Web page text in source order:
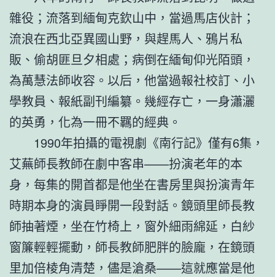
雜役；流落到緬甸克欽山中，當過馬店伙計；
流浪在西北亞異國山野，與趕馬人、鴉片私
販、偷胡匪旦夕相處；病倒在緬甸仰光陌頭，
為萬慧法師收容。以后，他當過報社校訂、小
學教員、報紙副刊編纂。幾經存亡，一身瀟灑
的英勇，化為一冊不羈的經典。
1990年拍攝的電視劇《南行記》僅有6集，
艾蕪師長教師在劇中客串——扮演老年的本
身，每集的開首都是他坐在書房里與扮演青年
時期本身的演員睜開一段對話。鏡頭里師長教
師抽著煙，坐在竹椅上，窗外細雨綿延，白紗
窗簾輕輕擺動，師長教師肥胖的臉龐，在鏡頭
里加倍棱角清楚，儘是滄桑——這就應當是他